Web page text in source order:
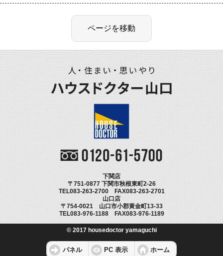
下関店
〒751-0877 下関市秋根東町2-26
TEL083-263-2700 FAX083-263-2701
山口店
〒754-0021 山口市小郡黄金町13-33
TEL083-976-1188 FAX083-976-1189
© 2017 housedoctor yamaguchi
パネル PC 表示 ホーム